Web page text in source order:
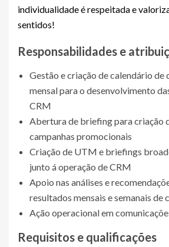
individualidade é respeitada e
sentidos!
Responsabilidades e
Gestão e criação de calendário de
mensal para o desenvolvimento
CRM
Abertura de briefing para criação
campanhas promocionais
Criação de UTM e briefings
junto á operação de CRM
Apoio nas análises e
resultados mensais e semanais de
Ação operacional em
Requisitos e qualificações